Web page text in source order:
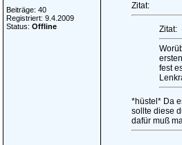
Beiträge: 40
Registriert: 9.4.2009
Status: Offline
Zitat:
Zitat:
fest
*hüstel* Da
sollte diese
dafür muß